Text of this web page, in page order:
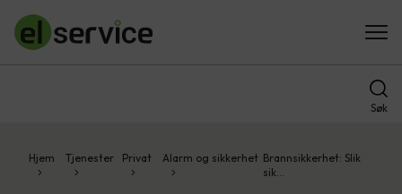
Søk
Hjem Tjenester Privat Alarm og sikkerhet Brannsikkerhet: Slik
sik…